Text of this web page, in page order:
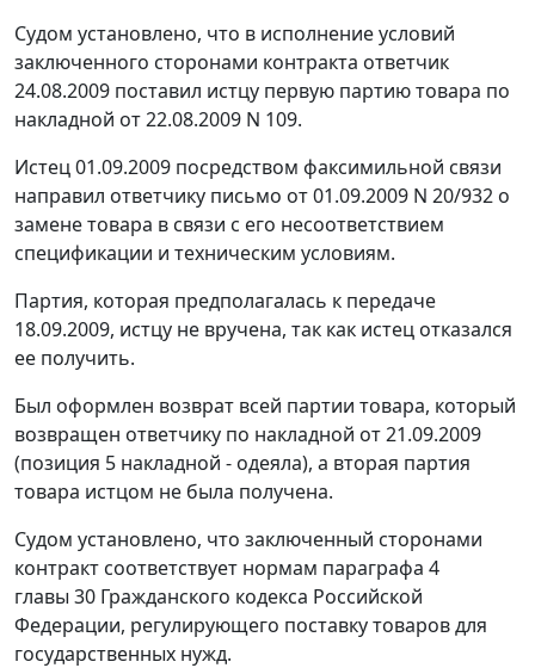
Судом установлено, что в исполнение условий
заключенного сторонами контракта ответчик
24.08.2009 поставил истцу первую партию товара по
накладной от 22.08.2009 N 109.
Истец 01.09.2009 посредством факсимильной связи
направил ответчику письмо от 01.09.2009 N 20/932 о
замене товара в связи с его несоответствием
спецификации и техническим условиям.
Партия, которая предполагалась к передаче
18.09.2009, истцу не вручена, так как истец отказался
ее получить.
Был оформлен возврат всей партии товара, который
возвращен ответчику по накладной от 21.09.2009
(позиция 5 накладной - одеяла), а вторая партия
товара истцом не была получена.
Судом установлено, что заключенный сторонами
контракт соответствует нормам параграфа 4
главы 30 Гражданского кодекса Российской
Федерации, регулирующего поставку товаров для
государственных нужд.